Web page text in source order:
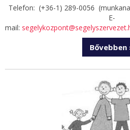
Telefon: (+36-1) 289-0056
E-
mail:
Bővebben